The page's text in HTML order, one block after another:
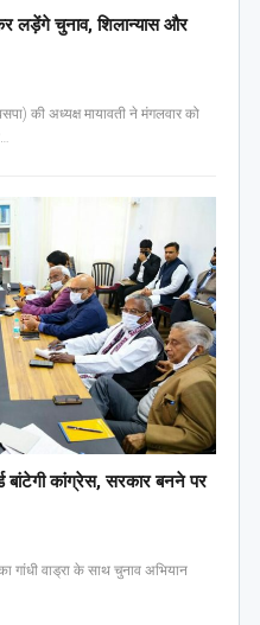
लड़ेंगे चुनाव, शिलान्यास और
की अध्यक्ष मायावती ने मंगलवार को
बांटेगी कांग्रेस, सरकार बनने पर
गांधी वाड्रा के साथ चुनाव अभियान